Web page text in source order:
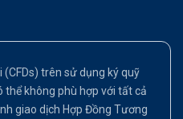
trên sử dụng ký quỹ
thể không phù hợp với tất cả
giao dịch Hợp Đồng Tương